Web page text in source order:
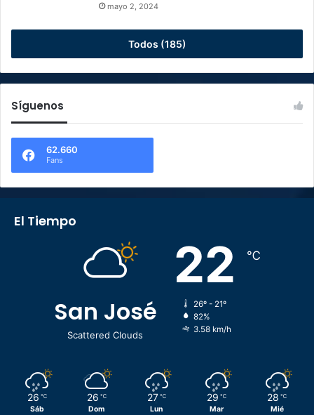
mayo 2, 2024
Todos (185)
Síguenos
62.660
Fans
El Tiempo
San José
Scattered Clouds
22 ℃
26º - 21º
82%
3.58 km/h
26 ℃
Sáb
26 ℃
Dom
27 ℃
Lun
29 ℃
Mar
28 ℃
Mié